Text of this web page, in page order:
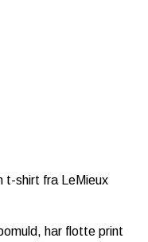
t-shirt fra LeMieux
har flotte print